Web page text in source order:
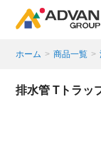
商品ページにあ
ホーム > 商品一覧 >
排水管 Tトラッ